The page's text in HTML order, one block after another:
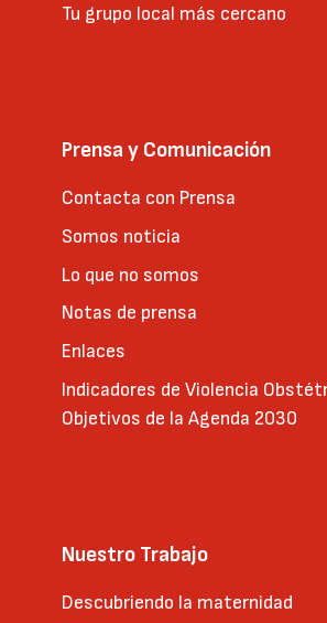
Tu grupo local más cercano
Prensa y Comunicación
Contacta con Prensa
Somos noticia
Lo que no somos
Notas de prensa
Enlaces
Indicadores de Violencia
Objetivos de la Agenda 2030
Nuestro Trabajo
Descubriendo la maternidad